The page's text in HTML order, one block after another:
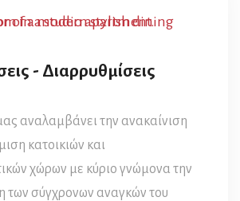
- Διαρρυθμίσεις
αναλαμβάνει την ανακαίνιση
κατοικιών και
χώρων με κύριο γνώμονα την
των σύγχρονων αναγκών του